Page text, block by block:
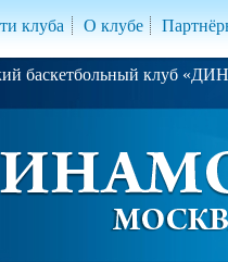
клуба О клубе
баскетбольный клуб